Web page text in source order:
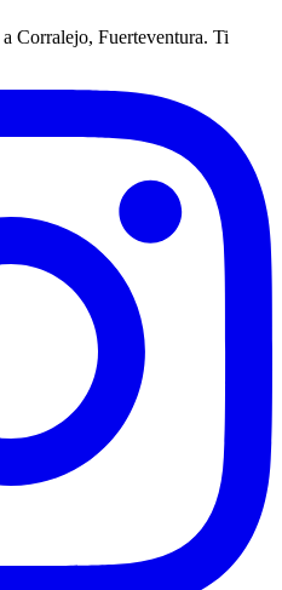
Corralejo, Fuerteventura. Ti